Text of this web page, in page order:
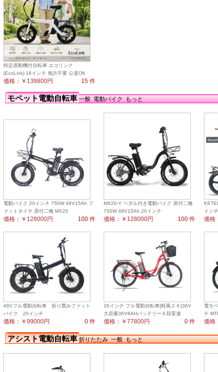
特定原動機付自転車 エコリンク
(EcoLink) 16インチ 免許不要 公道OK
価格：￥139800円 15 件
モペット電動自転車 一般 電動バイク もっと
電動バイク 20インチ 750W 48V15Ah フ
ァットタイヤ 原付二種 MX20
価格：￥128000円 100 件
MX20-Y ペダル付き電動バイク 原付二種
750W 48V15Ah 20インチ
価格：￥128000円 100 件
イン
価格
48Vフル電動自転車 折り畳みファット
バイク 20インチ
価格：￥99000円 0 件
26インチ フル電動自転車[軽風２６]36V
大容量36V8AHバッテリー６段変速
価格：￥77800円 0 件
電モ
チ
価格
アシスト電動自転車 折りたたみ 一般 もっと